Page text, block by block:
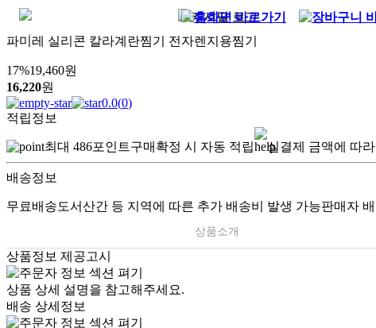
파미레 실리콘 칼라계란찜기 전자렌지용찜기
17%19,460원
16,220원
0.0(0)
적립정보
최대 486포인트구매확정 시 자동 적립 실결제 금액에 따
배송정보
무료배송도서산간 등 지역에 따른 추가 배송비 발생 가능판매자
상품소개
상품정보 제공고시
상품 상세 설명을 참고해주세요.
배송 상세정보